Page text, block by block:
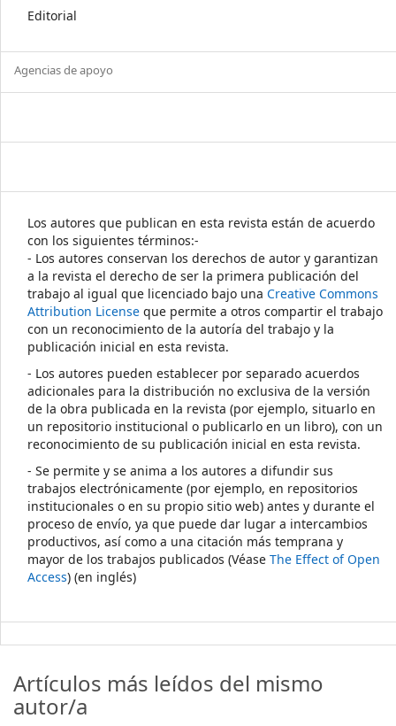
Editorial
Agencias de apoyo
Los autores que publican en esta revista están de acuerdo
con los siguientes términos:-
- Los autores conservan los derechos de autor y garantizan
a la revista el derecho de ser la primera publicación del
trabajo al igual que licenciado bajo una Creative Commons
Attribution License que permite a otros compartir el trabajo
con un reconocimiento de la autoría del trabajo y la
publicación inicial en esta revista.
- Los autores pueden establecer por separado acuerdos
adicionales para la distribución no exclusiva de la versión
de la obra publicada en la revista (por ejemplo, situarlo en
un repositorio institucional o publicarlo en un libro), con un
reconocimiento de su publicación inicial en esta revista.
- Se permite y se anima a los autores a difundir sus
trabajos electrónicamente (por ejemplo, en repositorios
institucionales o en su propio sitio web) antes y durante el
proceso de envío, ya que puede dar lugar a intercambios
productivos, así como a una citación más temprana y
mayor de los trabajos publicados (Véase The Effect of Open
Access) (en inglés)
Artículos más leídos del mismo
autor/a